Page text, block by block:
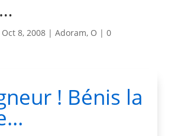
Oct 8, 2008| Adoram, O | 0
! Bénis la